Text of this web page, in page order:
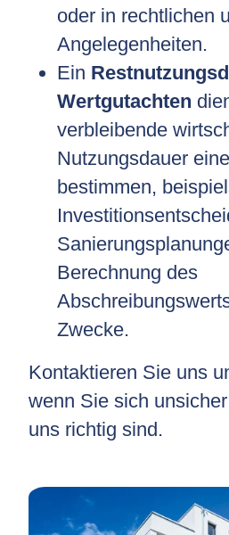
oder in rechtlichen
Angelegenheiten.
Ein
Wertgutachten
verbleibende
Nutzungsdauer
bestimmen,
Berechnung des
Zwecke.
Kontaktieren Sie uns
wenn Sie sich
uns richtig sind.